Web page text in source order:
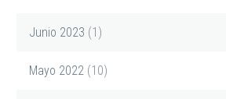
Junio 2023 (1)
Mayo 2022 (10)